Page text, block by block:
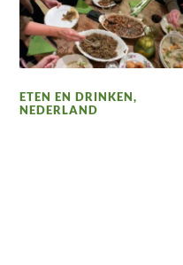
ETEN EN DRINKEN,
NEDERLAND